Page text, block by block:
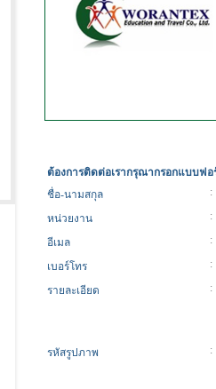
ต้องการติดต่อเรากรุณากรอกแบบฟ
ชื่อ-นามสกุล
:
หน่วยงาน :
อีเมล :
เบอร์โทร :
รายละเอียด :
รหัสรูปภาพ :